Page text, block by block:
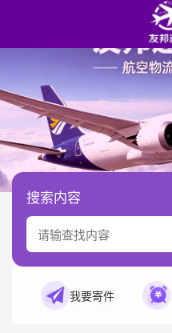
搜索内容
我要寄件